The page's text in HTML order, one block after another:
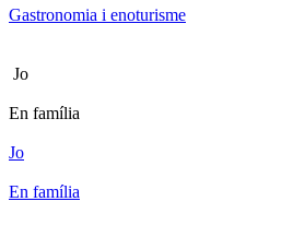
Gastronomia i enoturisme
Jo
En família
Jo
En família